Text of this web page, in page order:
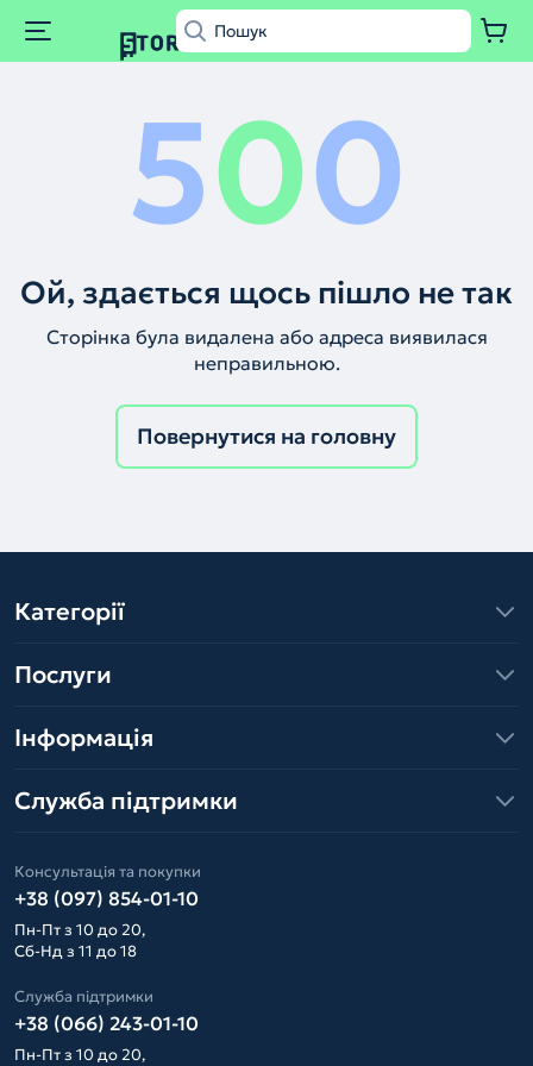
500
Ой, здається щось пішло не так
Сторінка була видалена або адреса виявилася
неправильною.
Повернутися на головну
Категорії
Послуги
Інформація
Служба підтримки
Консультація та покупки
+38 (097) 854-01-10
Пн-Пт з 10 до 20,
Сб-Нд з 11 до 18
Служба підтримки
+38 (066) 243-01-10
Пн-Пт з 10 до 20,